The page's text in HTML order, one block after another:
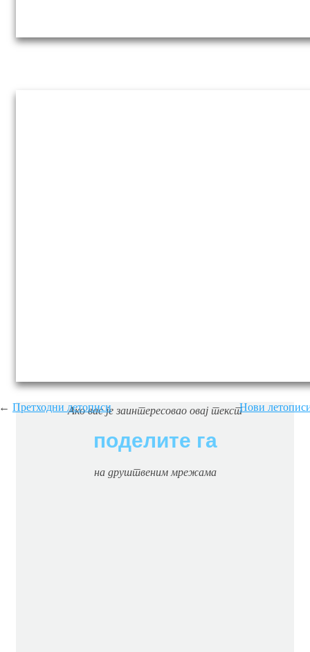
Ако вас je заинтересовао овај текст
поделите га
на друштвеним мрежама
Претходни летописи Нови